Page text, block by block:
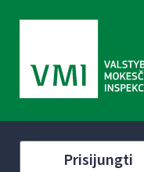
Prisijungti